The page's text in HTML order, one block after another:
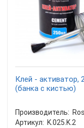
Клей - активатор,
(банка с кистью)
Производитель:
Артикул: K.025.K.2